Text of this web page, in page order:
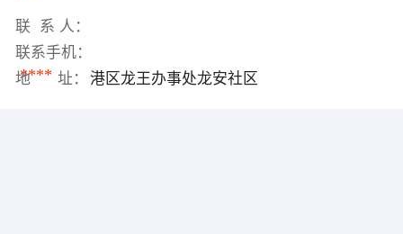
联 系 人：
联系手机：
****
地 址： 港区龙王办事处龙安社区